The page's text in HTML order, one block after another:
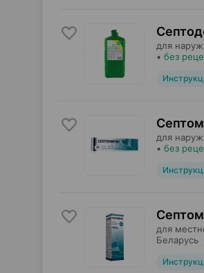
для
• без
для
• без
для
Беларусь